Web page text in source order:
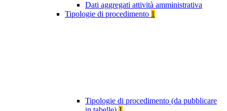
Dati aggregati attività amministrativa
Tipologie di procedimento 1
Tipologie di procedimento (da pubblicare